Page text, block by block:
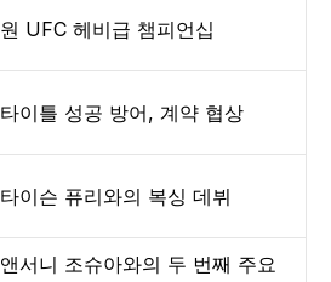
원 UFC 헤비급 챔피언십
타이틀 성공 방어, 계약 협상
타이슨 퓨리와의 복싱 데뷔
앤서니 조슈아와의 두 번째 주요